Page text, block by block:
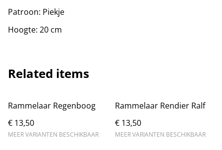
Patroon: Piekje
Hoogte: 20 cm
Related items
Rammelaar Regenboog
€ 13,50
MEER VARIANTEN BESCHIKBAAR
Rammelaar Rendier Ralf
€ 13,50
MEER VARIANTEN BESCHIKBAAR